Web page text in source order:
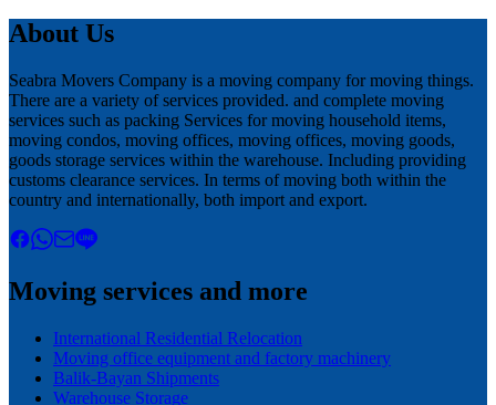
About Us
Seabra Movers Company is a moving company for moving things.
There are a variety of services provided. and complete moving
services such as packing Services for moving household items,
moving condos, moving offices, moving offices, moving goods,
goods storage services within the warehouse. Including providing
customs clearance services. In terms of moving both within the
country and internationally, both import and export.
Moving services and more
International Residential Relocation
Moving office equipment and factory machinery
Balik-Bayan Shipments
Warehouse Storage